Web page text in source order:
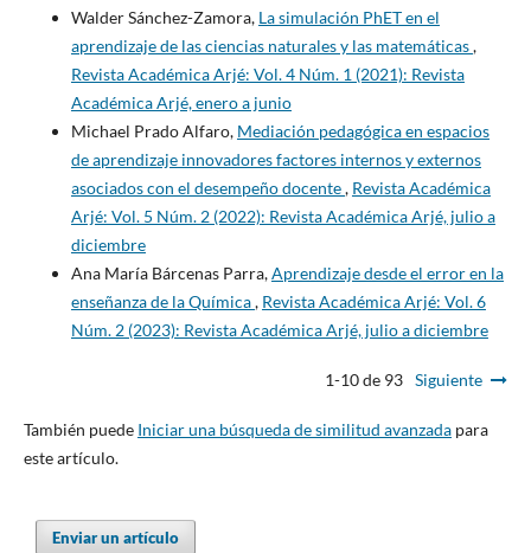
Walder Sánchez-Zamora, La simulación PhET en el
aprendizaje de las ciencias naturales y las matemáticas,
Revista Académica Arjé: Vol. 4 Núm. 1 (2021): Revista
Académica Arjé, enero a junio
Michael Prado Alfaro, Mediación pedagógica en espacios
de aprendizaje innovadores factores internos y externos
asociados con el desempeño docente, Revista Académica
Arjé: Vol. 5 Núm. 2 (2022): Revista Académica Arjé, julio a
diciembre
Ana María Bárcenas Parra,Aprendizaje desde el error en la
enseñanza de la Química, Revista Académica Arjé: Vol. 6
Núm. 2 (2023): Revista Académica Arjé, julio a diciembre
1-10 de 93 Siguiente
También puede Iniciar una búsqueda de similitud avanzadapara
este artículo.
Enviar un artículo